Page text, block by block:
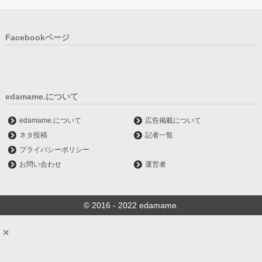
Facebookページ
edamame.について
edamame.について
広告掲載について
ネタ投稿
記者一覧
プライバシーポリシー
お問い合わせ
運営者
© 2016 - 2022 edamame.
×